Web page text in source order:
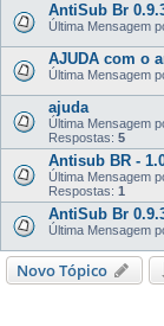
AntiSub Br
Última Mensagem
AJUDA com o
Última Mensagem
ajuda
Última Mensagem
Respostas: 5
Antisub BR -
Última Mensagem
Respostas: 1
AntiSub Br
Última Mensagem
Novo Tópico